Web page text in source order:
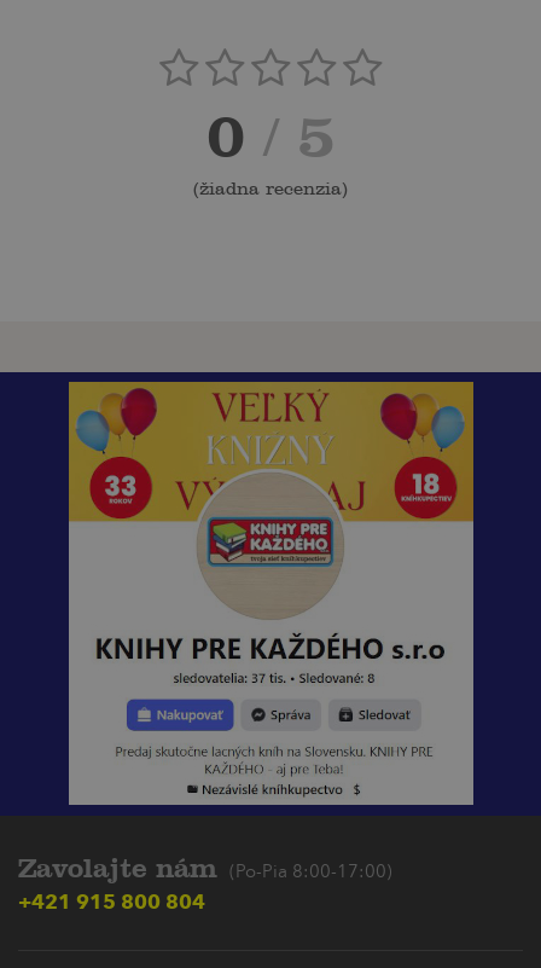
0 / 5
(žiadna recenzia)
Zavolajte nám (Po-Pia 8:00-17:00)
+421 915 800 804